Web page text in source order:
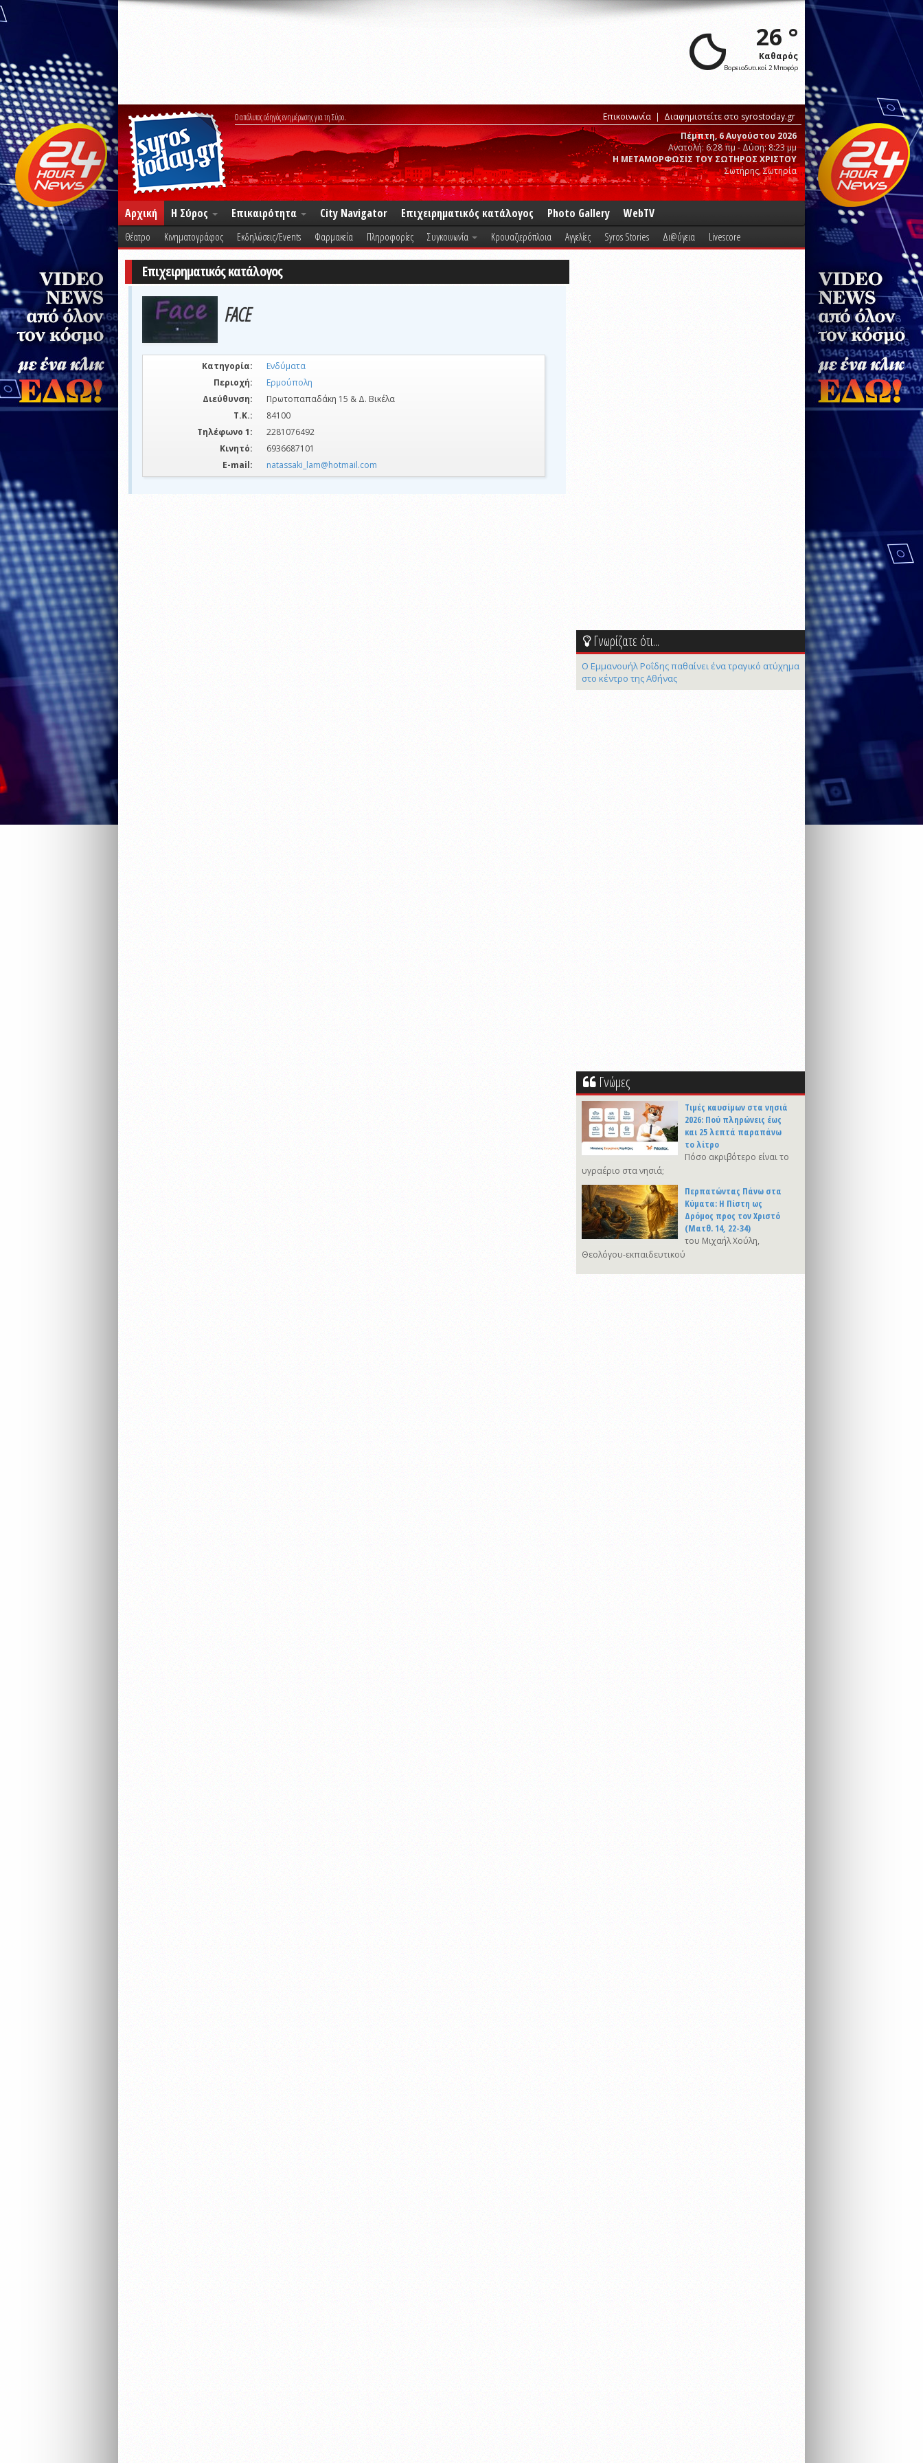
26 °
Καθαρός
Βορειοδυτικοί 2 Μποφόρ
Ο απόλυτος οδηγός ενημέρωσης για τη Σύρο. Επικοινωνία
Διαφημιστείτε στο syrostoday.gr
Πέμπτη, 6 Αυγούστου 2026
Ανατολή: 6:28 πμ - Δύση: 8:23 μμ
Η ΜΕΤΑΜΟΡΦΩΣΙΣ ΤΟΥ ΣΩΤΗΡΟΣ ΧΡΙΣΤΟΥ
Σωτήρης, Σωτηρία
Αρχική Η Σύρος Επικαιρότητα City Navigator Επιχειρηματικός κατάλογος Photo Gallery WebTV
Θέατρο Κινηματογράφος Εκδηλώσεις/Events Φαρμακεία Πληροφορίες Συγκοινωνία Κρουαζιερόπλοια Αγγελίες Syros Stories Δι@ύγεια Livescore
Επιχειρηματικός κατάλογος
FACE
Κατηγορία:
Ενδύματα
Περιοχή:
Ερμούπολη
Διεύθυνση:
Πρωτοπαπαδάκη 15 & Δ. Βικέλα
Τ.Κ.:
84100
Τηλέφωνο 1:
2281076492
Κινητό:
6936687101
E-mail:
natassaki_lam@hotmail.com
Γνωρίζατε ότι...
Ο Εμμανουήλ Ροΐδης παθαίνει ένα τραγικό ατύχημα
στο κέντρο της Αθήνας
Γνώμες
Τιμές καυσίμων στα νησιά
2026: Πού πληρώνεις έως
και 25 λεπτά παραπάνω
το λίτρο
Πόσο ακριβότερο είναι το
υγραέριο στα νησιά;
Περπατώντας Πάνω στα
Κύματα: Η Πίστη ως
Δρόμος προς τον Χριστό
(Ματθ. 14, 22-34)
του Μιχαήλ Χούλη,
Θεολόγου-εκπαιδευτικού